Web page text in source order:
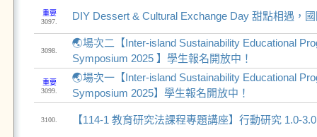
重要
3097.
DIY Dessert & Cultural Exchange Day 甜點相遇，
3098.
🌏場次二【Inter-island Sustainability Educational
Symposium 2025 】學生報名開放中！
重要
3099.
🌏場次一【Inter-island Sustainability Educational
Symposium 2025】學生報名開放中！
3100. 【114-1 教育研究法課程專題講座】行動研究 1.0-3.0